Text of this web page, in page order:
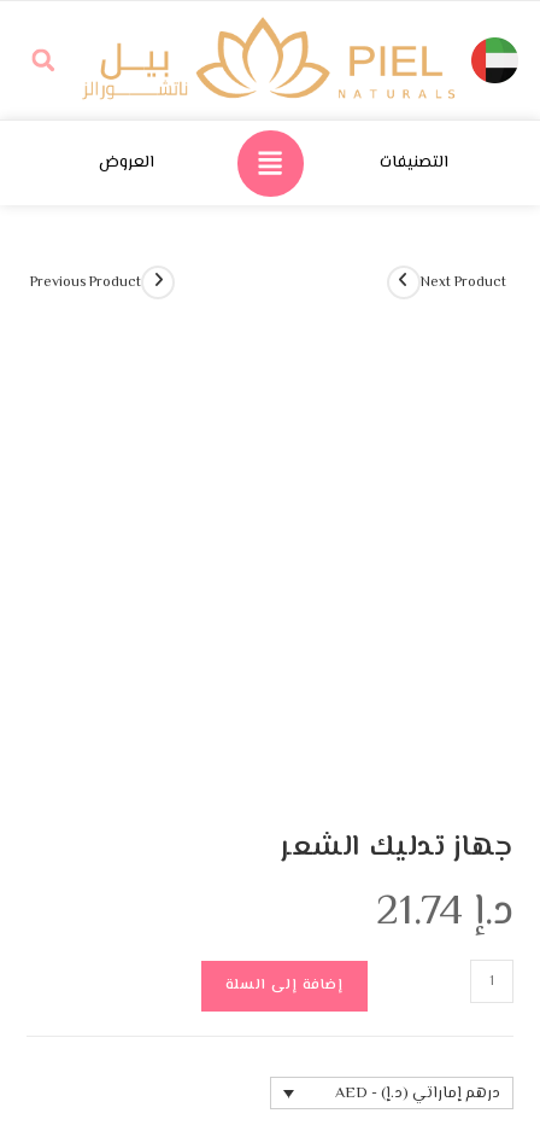
التصنيفات العروض
Previous Product Next Product
جهاز تدليك الشعر
د.إ
إضافة إلى السلة
درهم إماراتي (د.إ) - AED